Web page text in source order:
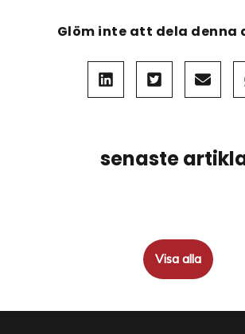
Glöm inte att dela denna
senaste
Visa alla